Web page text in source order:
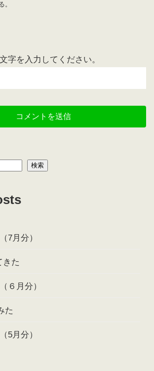
。
字を入力してください。
検索
7月分）
きた
６月分）
た
5月分）